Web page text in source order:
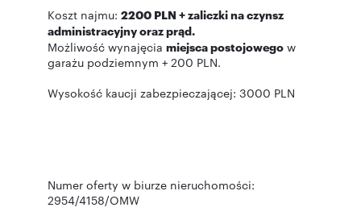
Koszt najmu: 2200 PLN + zaliczki na czynsz
administracyjny oraz prąd.
Możliwość wynajęcia miejsca postojowego w
garażu podziemnym + 200 PLN.
Wysokość kaucji zabezpieczającej: 3000 PLN
Numer oferty w biurze nieruchomości:
2954/4158/OMW